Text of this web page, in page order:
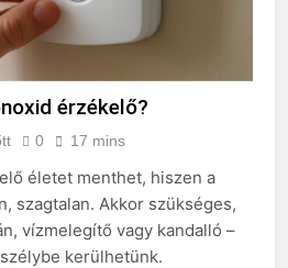
érzékelő?
0 17 mins
életet menthet, hiszen a
szagtalan. Akkor szükséges,
vízmelegítő vagy kandalló –
kerülhetünk.